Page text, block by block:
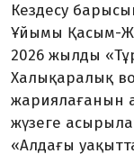
Кездесу
Ұйымы Қасым-
2026 жылды
Халықаралық
жариялағанын
жүзеге
«Алдағы